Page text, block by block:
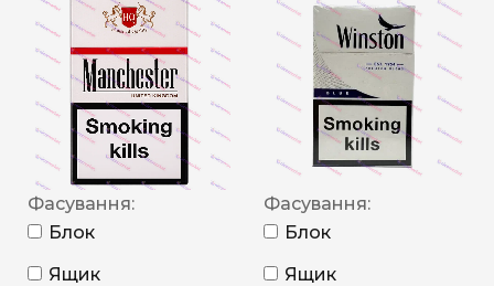
Фасування:
Блок
Ящик
Фасування:
Блок
Ящик